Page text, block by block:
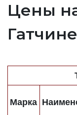
Цены
Гатчине
Марка